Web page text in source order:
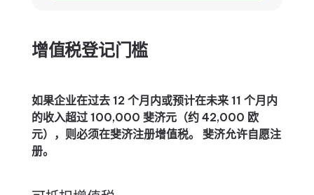
增值税登记门槛
如果企业在过去 12 个月内或预计在未来 11 个月内
的收入超过 100,000 斐济元（约 42,000 欧
元），则必须在斐济注册增值税。 斐济允许自愿注
册。